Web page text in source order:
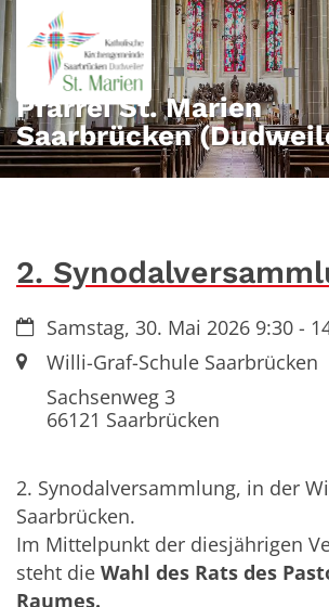
Zum Inhalt springen
Pfarrei St. Marien
Saarbrücken
2.
Datum:Samstag, 30. Mai 2026 9:30 -
Ort:Willi-Graf-Schule Saarbrücken
Sachsenweg 3
66121 Saarbrücken
2. Synodalversammlung, in der
Saarbrücken.
Im Mittelpunkt der diesjährigen
steht die Wahl des Rats des
Raumes.